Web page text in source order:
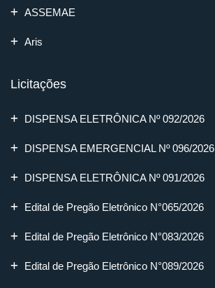
ASSEMAE
Aris
Licitações
DISPENSA ELETRÔNICA Nº 092/2026
DISPENSA EMERGENCIAL Nº 096/2026
DISPENSA ELETRÔNICA Nº 091/2026
Edital de Pregão Eletrônico N°065/2026
Edital de Pregão Eletrônico N°083/2026
Edital de Pregão Eletrônico N°089/2026